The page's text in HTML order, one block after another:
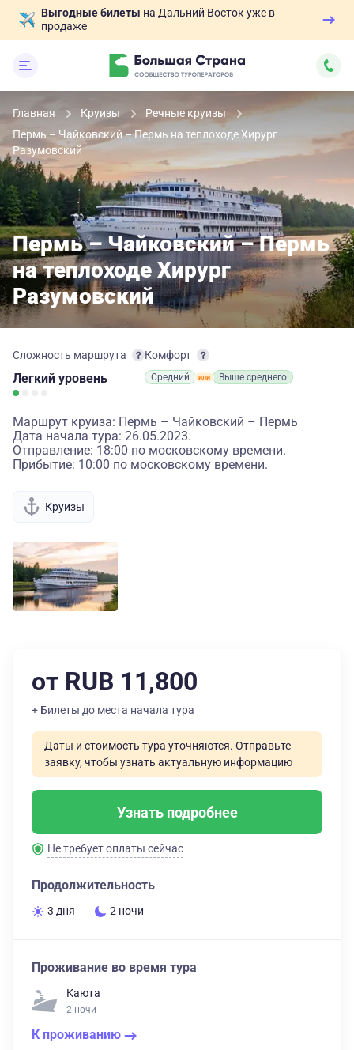
Выгодные билеты на Дальний Восток уже в
продаже
Главная Круизы
Речные круизы
Пермь – Чайковский – Пермь на теплоходе Хирург
Разумовский
Пермь – Чайковский – Пермь
на теплоходе Хирург
Разумовский
Сложность маршрута
Легкий уровень
Комфорт
Средний Выше среднего
Маршрут круиза: Пермь – Чайковский – Пермь
Дата начала тура: 26.05.2023.
Отправление: 18:00 по московскому времени.
Прибытие: 10:00 по московскому времени.
Круизы
от RUB 11,800
+ Билеты до места начала тура
Даты и стоимость тура уточняются. Отправьте
заявку, чтобы узнать актуальную информацию
Узнать подробнее
Не требует оплаты сейчас
Продолжительность
3 дня 2 ночи
Проживание во время тура
Каюта
2 ночи
К проживанию